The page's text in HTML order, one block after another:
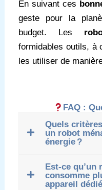
En suivant ces
geste pour la
budget. Les
formidables outils, à
les utiliser de
FAQ :
Quels
un robot
énergie ?
Est-ce
consomme
appareil